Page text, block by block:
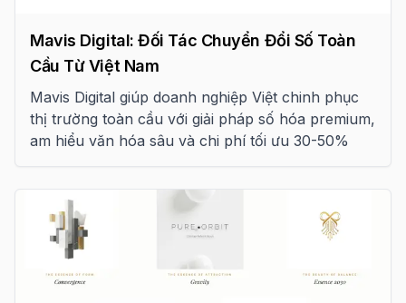
Mavis Digital: Đối Tác Chuyển Đổi Số Toàn
Cầu Từ Việt Nam
Mavis Digital giúp doanh nghiệp Việt chinh phục
thị trường toàn cầu với giải pháp số hóa premium,
am hiểu văn hóa sâu và chi phí tối ưu 30-50%